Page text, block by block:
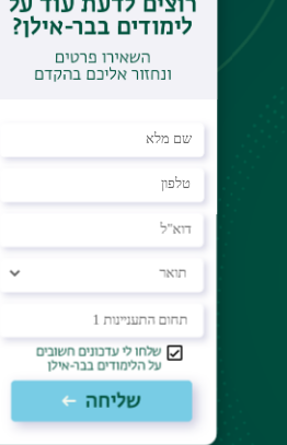
וכן לכיפות אבן בהשפעה
של המאה ה-19, עם התבססות מעצמות אירופה בארץ ישראל
והרעפים חזרו לנוף המקומי.
ההררית, הוקמו בארץ
שייצרו רעפים כחיקוי של רעפי מרסיי.
נוסף בפתח תקווה.